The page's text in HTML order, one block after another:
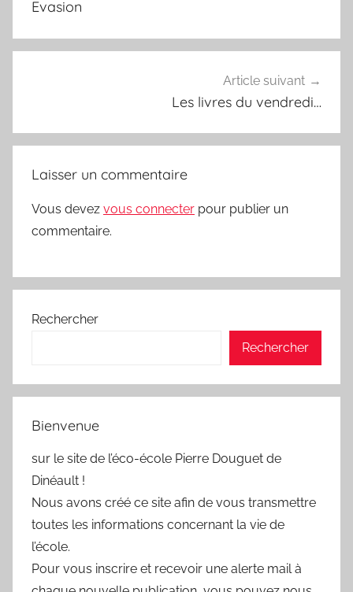
l’article
Evasion
Article suivant
Les livres du vendredi…
Laisser un commentaire
Vous devez vous connecter pour publier un
commentaire.
Rechercher
Rechercher
Bienvenue
sur le site de l’éco-école Pierre Douguet de
Dinéault !
Nous avons créé ce site afin de vous transmettre
toutes les informations concernant la vie de
l’école.
Pour vous inscrire et recevoir une alerte mail à